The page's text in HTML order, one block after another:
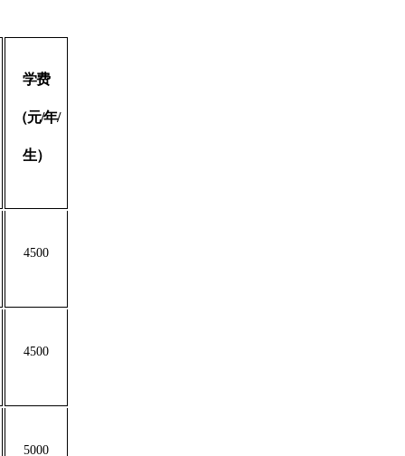
学费
（元/年/
生）
4500
4500
5000